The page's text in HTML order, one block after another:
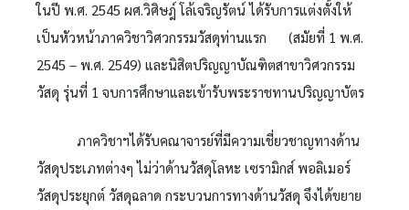
ในปี พ.ศ. 2545 ผศ.วิศิษฎ์ โล้เจริญรัตน์ ได้รับการแต่งตั้งให้
เป็นหัวหน้าภาควิชาวิศวกรรมวัสดุท่านแรก (สมัยที่ 1 พ.ศ.
2545 – พ.ศ. 2549) และนิสิตปริญญาบัณฑิตสาขาวิศวกรรม
วัสดุ รุ่นที่ 1 จบการศึกษาและเข้ารับพระราชทานปริญญาบัตร
ภาควิชาฯได้รับคณาจารย์ที่มีความเชี่ยวชาญทางด้าน
วัสดุประเภทต่างๆ ไม่ว่าด้านวัสดุโลหะ เซรามิกส์ พอลิเมอร์
วัสดุประยุกต์ วัสดุฉลาด กระบวนการทางด้านวัสดุ จึงได้ขยาย